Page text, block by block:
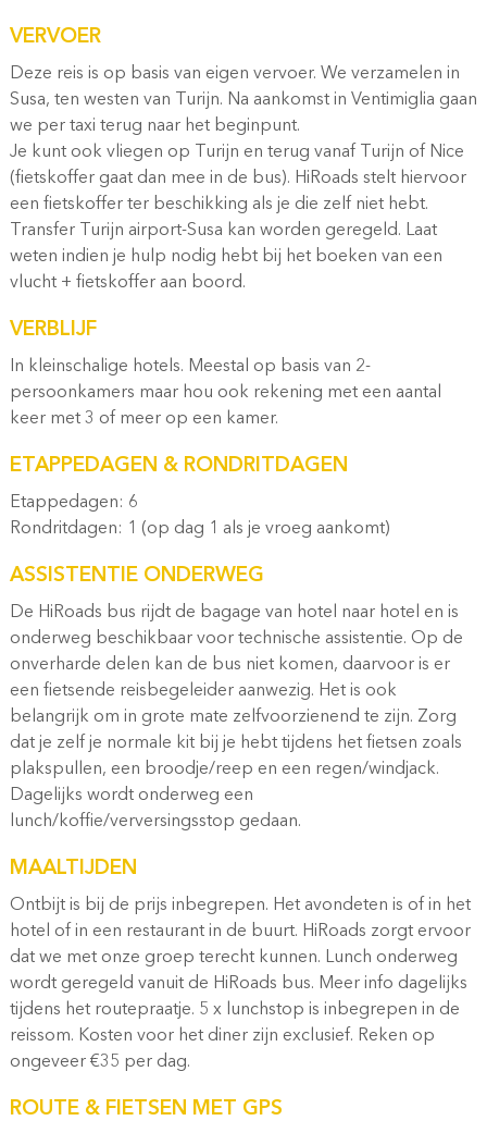
VERVOER
Deze reis is op basis van eigen vervoer. We verzamelen in
Susa, ten westen van Turijn. Na aankomst in Ventimiglia gaan
we per taxi terug naar het beginpunt.
Je kunt ook vliegen op Turijn en terug vanaf Turijn of Nice
(fietskoffer gaat dan mee in de bus). HiRoads stelt hiervoor
een fietskoffer ter beschikking als je die zelf niet hebt.
Transfer Turijn airport-Susa kan worden geregeld. Laat
weten indien je hulp nodig hebt bij het boeken van een
vlucht + fietskoffer aan boord.
VERBLIJF
In kleinschalige hotels. Meestal op basis van 2-
persoonkamers maar hou ook rekening met een aantal
keer met 3 of meer op een kamer.
ETAPPEDAGEN & RONDRITDAGEN
Etappedagen: 6
Rondritdagen: 1 (op dag 1 als je vroeg aankomt)
ASSISTENTIE ONDERWEG
De HiRoads bus rijdt de bagage van hotel naar hotel en is
onderweg beschikbaar voor technische assistentie. Op de
onverharde delen kan de bus niet komen, daarvoor is er
een fietsende reisbegeleider aanwezig. Het is ook
belangrijk om in grote mate zelfvoorzienend te zijn. Zorg
dat je zelf je normale kit bij je hebt tijdens het fietsen zoals
plakspullen, een broodje/reep en een regen/windjack.
Dagelijks wordt onderweg een
lunch/koffie/verversingsstop gedaan.
MAALTIJDEN
Ontbijt is bij de prijs inbegrepen. Het avondeten is of in het
hotel of in een restaurant in de buurt. HiRoads zorgt ervoor
dat we met onze groep terecht kunnen. Lunch onderweg
wordt geregeld vanuit de HiRoads bus. Meer info dagelijks
tijdens het routepraatje. 5 x lunchstop is inbegrepen in de
reissom. Kosten voor het diner zijn exclusief. Reken op
ongeveer €35 per dag.
ROUTE & FIETSEN MET GPS